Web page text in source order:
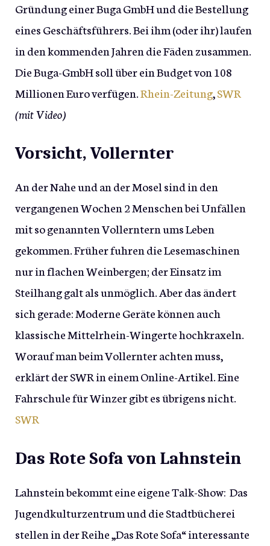
Gründung einer Buga GmbH und die Bestellung
eines Geschäftsführers. Bei ihm (oder ihr) laufen
in den kommenden Jahren die Fäden zusammen.
Die Buga-GmbH soll über ein Budget von 108
Millionen Euro verfügen.Rhein-Zeitung,SWR
(mit Video)
Vorsicht, Vollernter
An der Nahe und an der Mosel sind in den
vergangenen Wochen 2 Menschen bei Unfällen
mit so genannten Vollerntern ums Leben
gekommen. Früher fuhren die Lesemaschinen
nur in flachen Weinbergen; der Einsatz im
Steilhang galt als unmöglich. Aber das ändert
sich gerade: Moderne Geräte können auch
klassische Mittelrhein-Wingerte hochkraxeln.
Worauf man beim Vollernter achten muss,
erklärt der SWR in einem Online-Artikel. Eine
Fahrschule für Winzer gibt es übrigens nicht.
SWR
Das Rote Sofa von Lahnstein
Lahnstein bekommt eine eigene Talk-Show: Das
Jugendkulturzentrum und die Stadtbücherei
stellen in der Reihe „Das Rote Sofa“ interessante